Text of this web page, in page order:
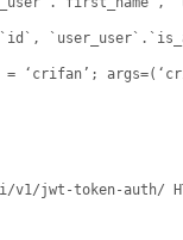
= ‘crifan’;
v1/jwt-token-auth/